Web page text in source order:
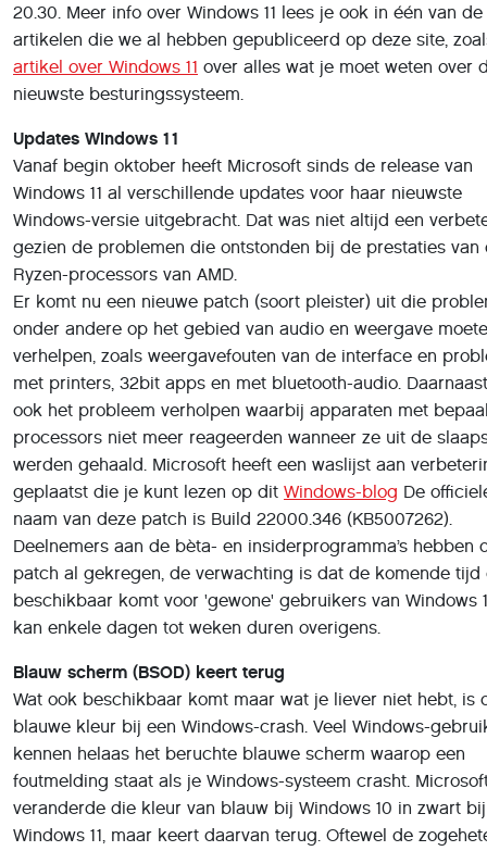
20.30. Meer info over Windows 11 lees je ook in één van
artikelen die we al hebben gepubliceerd op deze site,
artikel over Windows 11 over alles wat je moet weten over
nieuwste besturingssysteem.
Updates Windows 11
Vanaf begin oktober heeft Microsoft sinds de release van
Windows 11 al verschillende updates voor haar nieuwste
Windows-versie uitgebracht. Dat was niet altijd een
gezien de problemen die ontstonden bij de prestaties van
Ryzen-processors van AMD.
Er komt nu een nieuwe patch (soort pleister) uit die
onder andere op het gebied van audio en weergave
verhelpen, zoals weergavefouten van de interface en
met printers, 32bit apps en met bluetooth-audio.
ook het probleem verholpen waarbij apparaten met
processors niet meer reageerden wanneer ze uit de
werden gehaald. Microsoft heeft een waslijst aan
geplaatst die je kunt lezen op dit Windows-blog De
naam van deze patch is Build 22000.346 (KB5007262).
Deelnemers aan de bèta- en insiderprogramma’s hebben
patch al gekregen, de verwachting is dat de komende tijd
beschikbaar komt voor 'gewone' gebruikers van Windows
kan enkele dagen tot weken duren overigens.
Blauw scherm (BSOD) keert terug
Wat ook beschikbaar komt maar wat je liever niet hebt, is
blauwe kleur bij een Windows-crash. Veel Windows-
kennen helaas het beruchte blauwe scherm waarop een
foutmelding staat als je Windows-systeem crasht.
veranderde die kleur van blauw bij Windows 10 in zwart bij
Windows 11, maar keert daarvan terug. Oftewel de